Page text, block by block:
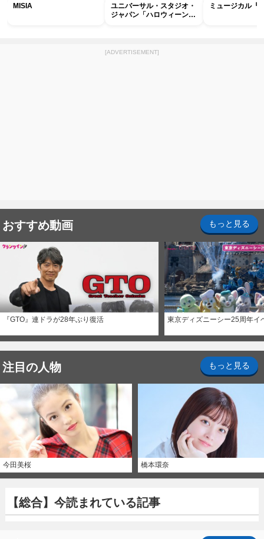
MISIA
ユニバーサル・スタジオ・
ジャパン「ハロウィーン・
ミュージカル『
[ADVERTISEMENT]
おすすめ動画 もっと見る
『GTO』連ドラが28年ぶり復活 東京ディズニーシー25周年イ
注目の人物 もっと見る
今田美桜 橋本環奈
【総合】今読まれている記事